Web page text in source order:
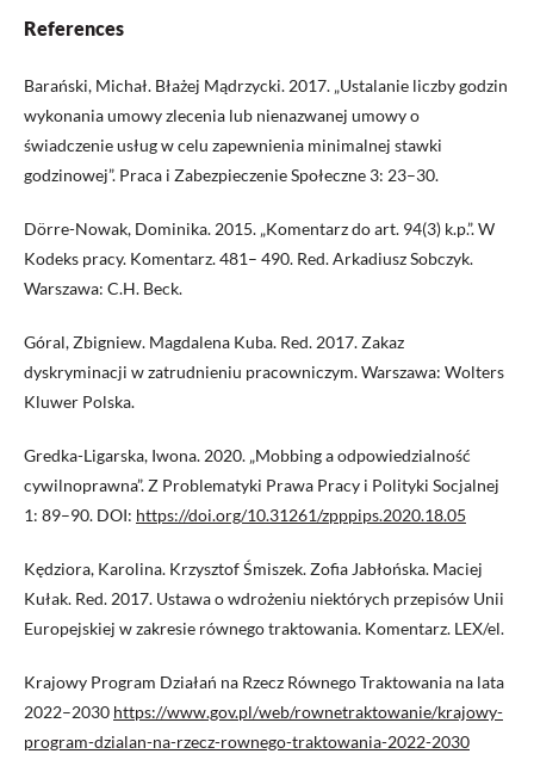
References
Barański, Michał. Błażej Mądrzycki. 2017. „Ustalanie liczby godzin
wykonania umowy zlecenia lub nienazwanej umowy o
świadczenie usług w celu zapewnienia minimalnej stawki
godzinowej”. Praca i Zabezpieczenie Społeczne 3: 23–30.
Dörre-Nowak, Dominika. 2015. „Komentarz do art. 94(3) k.p.”. W
Kodeks pracy. Komentarz. 481– 490. Red. Arkadiusz Sobczyk.
Warszawa: C.H. Beck.
Góral, Zbigniew. Magdalena Kuba. Red. 2017. Zakaz
dyskryminacji w zatrudnieniu pracowniczym. Warszawa: Wolters
Kluwer Polska.
Gredka-Ligarska, Iwona. 2020. „Mobbing a odpowiedzialność
cywilnoprawna”. Z Problematyki Prawa Pracy i Polityki Socjalnej
1: 89–90. DOI: https://doi.org/10.31261/zpppips.2020.18.05
Kędziora, Karolina. Krzysztof Śmiszek. Zofia Jabłońska. Maciej
Kułak. Red. 2017. Ustawa o wdrożeniu niektórych przepisów Unii
Europejskiej w zakresie równego traktowania. Komentarz. LEX/el.
Krajowy Program Działań na Rzecz Równego Traktowania na lata
2022–2030 https://www.gov.pl/web/rownetraktowanie/krajowy-
program-dzialan-na-rzecz-rownego-traktowania-2022-2030